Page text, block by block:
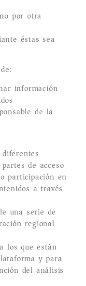
por otra
éstas sea
información
de la
de acceso
participación en
a través
una serie de
regional
los que están
y para
del análisis